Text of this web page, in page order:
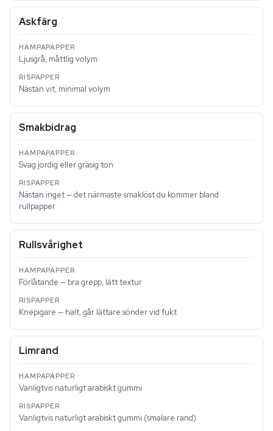
Askfärg
Ljusgrå, måttlig volym
Nästan vit, minimal volym
Smakbidrag
Svag jordig eller gräsig ton
Nästan inget — det närmaste smaklöst du kommer bland
rullpapper
Rullsvårighet
Förlåtande — bra grepp, lätt textur
Knepigare — halt, går lättare sönder vid fukt
Limrand
Vanligtvis naturligt arabiskt gummi
Vanligtvis naturligt arabiskt gummi (smalare rand)